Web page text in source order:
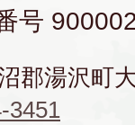
号
郡湯沢町
3451